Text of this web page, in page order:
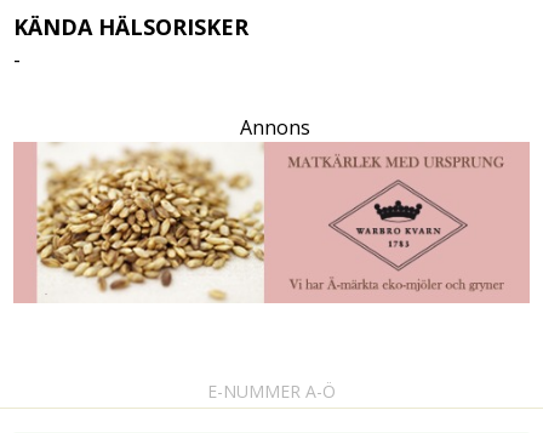
KÄNDA HÄLSORISKER
-
Annons
E-NUMMER A-Ö